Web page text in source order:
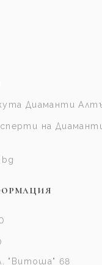
Диаманти
на
"Витоша" 68